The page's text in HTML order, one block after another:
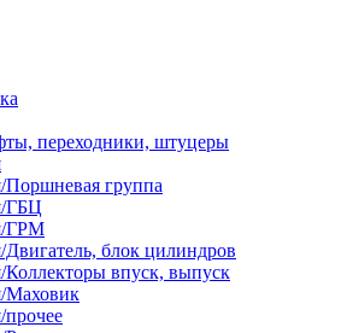
переходники, штуцеры
группа
ГБЦ
ГРМ
блок цилиндров
впуск, выпуск
Маховик